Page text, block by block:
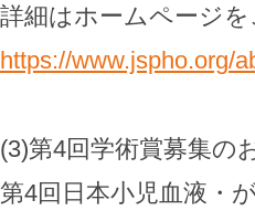
詳細はホームページを
https://www.jspho.org/
(3)第4回学術賞募集の
第4回日本小児血液・